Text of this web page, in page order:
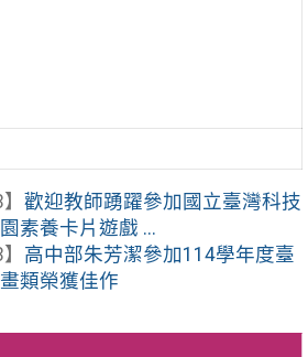
歡迎教師踴躍參加國立臺灣科技
素養卡片遊戲 ...
高中部朱芳潔參加114學年度臺
類榮獲佳作